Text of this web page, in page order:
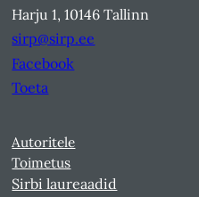
Harju 1, 10146 Tallinn
sirp@sirp.ee
Facebook
Toeta
Autoritele
Toimetus
Sirbi laureaadid